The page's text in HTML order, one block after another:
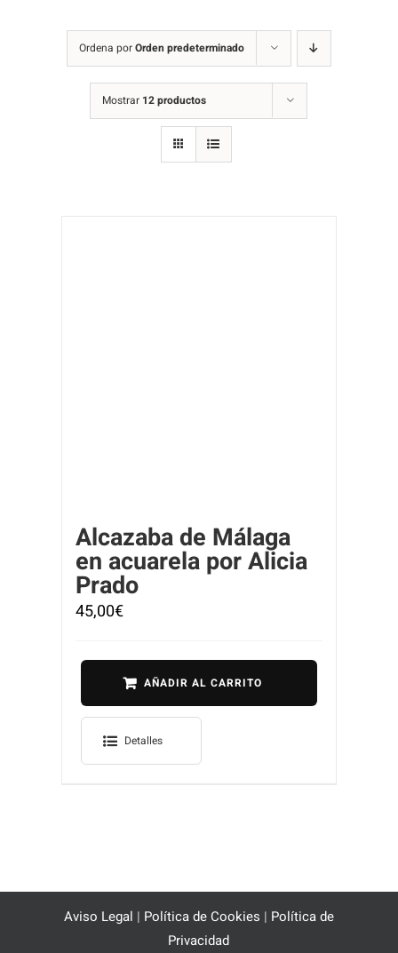
Ordena porOrden predeterminado
Mostrar 12 productos
Alcazaba de Málaga
en acuarela por Alicia
Prado
45,00€
AÑADIR AL CARRITO
Detalles
Aviso Legal | Política de Cookies | Política de
Privacidad